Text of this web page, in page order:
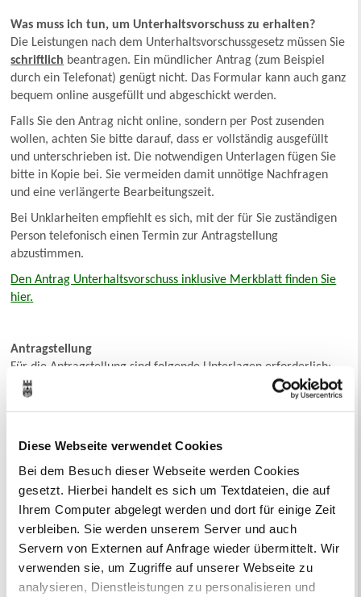
Diese Webseite verwendet Cookies
Bei dem Besuch dieser Webseite werden Cookies
gesetzt. Hierbei handelt es sich um Textdateien, die auf
Ihrem Computer abgelegt werden und dort für einige Zeit
verbleiben. Sie werden unserem Server und auch
Servern von Externen auf Anfrage wieder übermittelt. Wir
verwenden sie, um Zugriffe auf unserer Webseite zu
analysieren, Dienstleistungen zu personalisieren und
Was muss ich tun, um Unterhaltsvorschuss zu erhalten?
Die Leistungen nach dem Unterhaltsvorschussgesetz müssen Sie
schriftlich beantragen. Ein mündlicher Antrag (zum Beispiel
durch ein Telefonat) genügt nicht. Das Formular kann auch ganz
bequem online ausgefüllt und abgeschickt werden.
Falls Sie den Antrag nicht online, sondern per Post zusenden
wollen, achten Sie bitte darauf, dass er vollständig ausgefüllt
und unterschrieben ist. Die notwendigen Unterlagen fügen Sie
bitte in Kopie bei. Sie vermeiden damit unnötige Nachfragen
und eine verlängerte Bearbeitungszeit.
Bei Unklarheiten empfiehlt es sich, mit der für Sie zuständigen
Person telefonisch einen Termin zur Antragstellung
abzustimmen.
Den Antrag Unterhaltsvorschuss inklusive Merkblatt finden Sie
hier.
Antragstellung
Für die Antragstellung sind folgende Unterlagen erforderlich:
letzter aktueller SGB II-Bescheid/Einkommensnachweise
Kontoauszüge/Kontokarte
Weitere Unterlagen sind je nach Einzelfall erforderlich:
Urkunde über die Anerkennung der Vaterschaft (nur bei
nicht ehelichen Kindern) und die Erklärung über die
gemeinsame Sorge bzw. Sorgerechtsentscheidung